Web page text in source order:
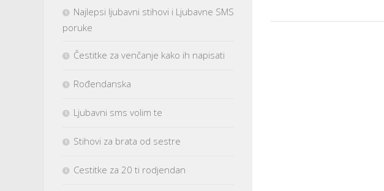
Najlepsi ljubavni stihovi i Ljubavne SMS
poruke
Čestitke za venčanje kako ih napisati
Rođendanska
Ljubavni sms volim te
Stihovi za brata od sestre
Cestitke za 20 ti rodjendan